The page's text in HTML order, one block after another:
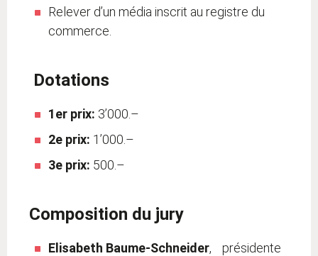
Relever d’un média inscrit au registre du
commerce.
Dotations
1er prix: 3’000.–
2e prix: 1’000.–
3e prix: 500.–
Composition du jury
Elisabeth Baume-Schneider, présidente